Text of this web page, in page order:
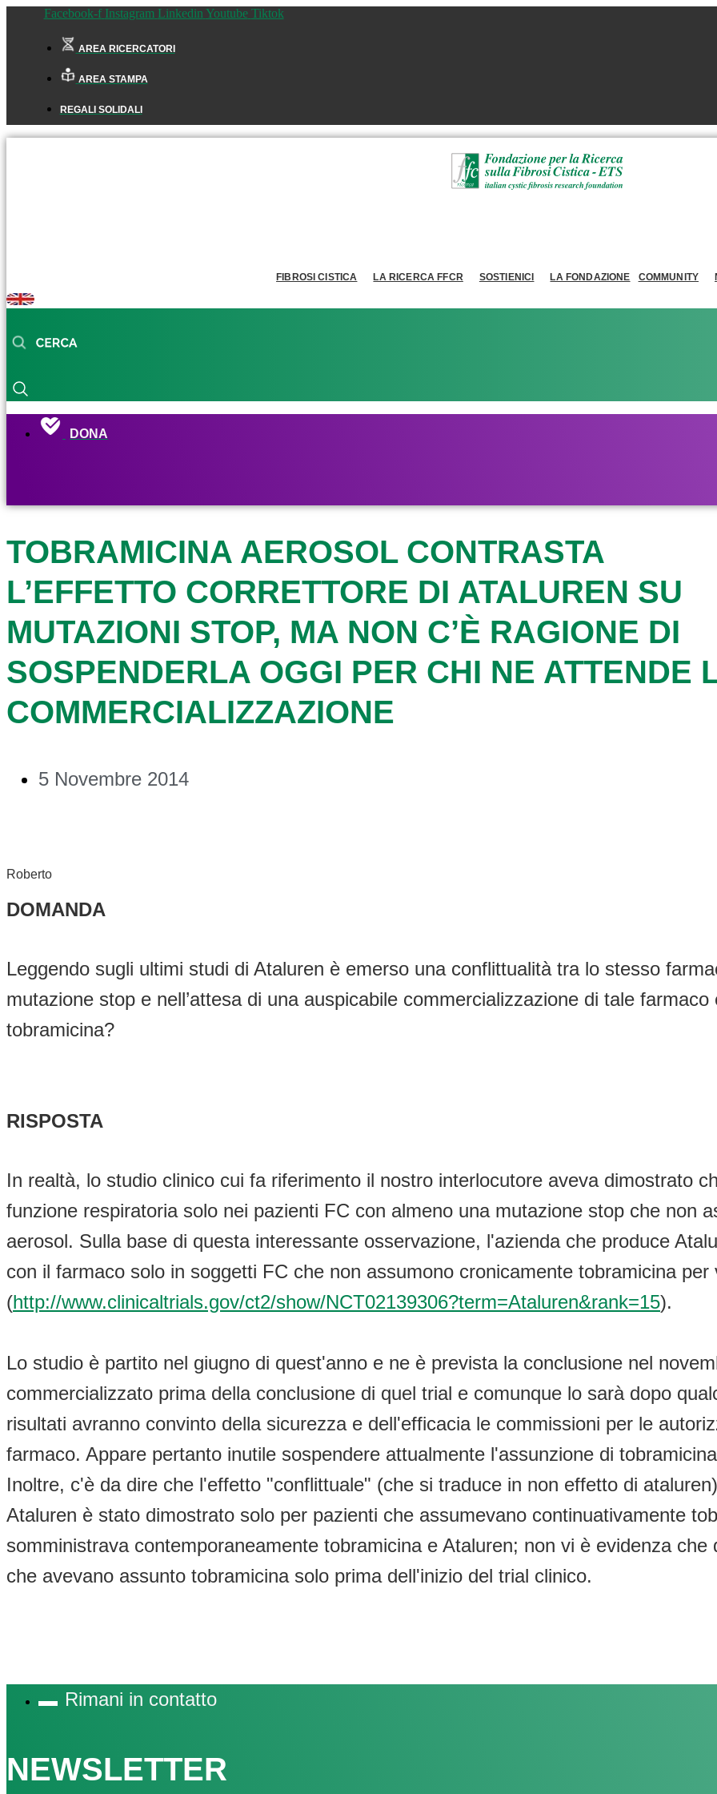
Facebook-f Instagram Linkedin Youtube Tiktok
AREA RICERCATORI
AREA STAMPA
REGALI SOLIDALI
FIBROSI CISTICA LA RICERCA FFCR SOSTIENICI LA FONDAZIONE COMMUNITY
DONA
TOBRAMICINA AEROSOL CONTRASTA
L’EFFETTO CORRETTORE DI ATALUREN SU
MUTAZIONI STOP, MA NON C’È RAGIONE DI
SOSPENDERLA OGGI PER CHI NE ATTENDE
COMMERCIALIZZAZIONE
5 Novembre 2014
Roberto
DOMANDA
Leggendo sugli ultimi studi di Ataluren è emerso una conflittualità tra lo stesso
mutazione stop e nell’attesa di una auspicabile commercializzazione di tale
tobramicina?
RISPOSTA
In realtà, lo studio clinico cui fa riferimento il nostro interlocutore aveva dimostrato
funzione respiratoria solo nei pazienti FC con almeno una mutazione stop che non
aerosol. Sulla base di questa interessante osservazione, l'azienda che produce
con il farmaco solo in soggetti FC che non assumono cronicamente tobramicina per
(http://www.clinicaltrials.gov/ct2/show/NCT02139306?term=Ataluren&rank=15).
Lo studio è partito nel giugno di quest'anno e ne è prevista la conclusione nel
commercializzato prima della conclusione di quel trial e comunque lo sarà dopo
risultati avranno convinto della sicurezza e dell'efficacia le commissioni per le
farmaco. Appare pertanto inutile sospendere attualmente l'assunzione di
Inoltre, c'è da dire che l'effetto "conflittuale" (che si traduce in non effetto di
Ataluren è stato dimostrato solo per pazienti che assumevano continuativamente
somministrava contemporaneamente tobramicina e Ataluren; non vi è evidenza
che avevano assunto tobramicina solo prima dell'inizio del trial clinico.
Rimani in contatto
NEWSLETTER